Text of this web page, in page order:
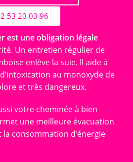
53 20 03 96
est une obligation légale
Un entretien régulier de
enlève la suie. Il aide à
au monoxyde de
et très dangereux.
votre cheminée à bien
une meilleure évacuation
consommation d’énergie